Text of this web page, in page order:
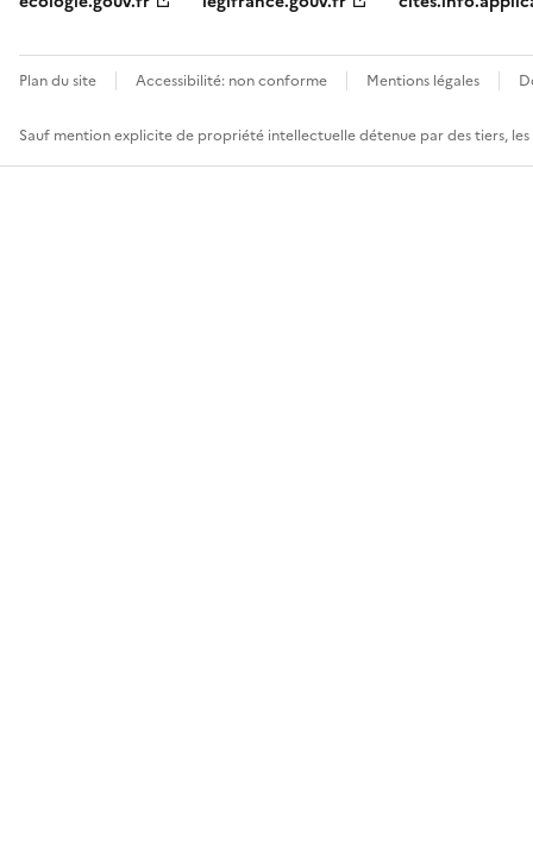
Plan du site Accessibilité: non conforme Mentions légales
Sauf mention explicite de propriété intellectuelle détenue par des tiers,